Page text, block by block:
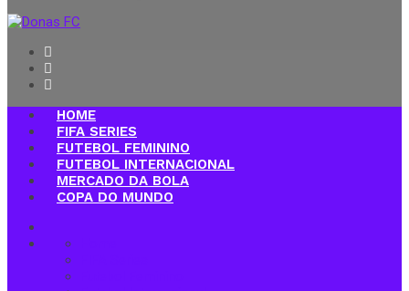
Donas FC
HOME
FIFA SERIES
FUTEBOL FEMININO
FUTEBOL INTERNACIONAL
MERCADO DA BOLA
COPA DO MUNDO